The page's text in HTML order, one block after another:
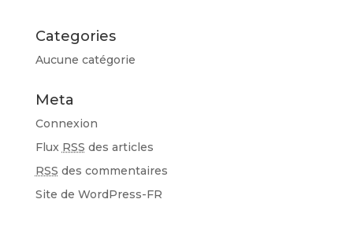
Categories
Aucune catégorie
Meta
Connexion
Flux RSS des articles
RSS des commentaires
Site de WordPress-FR